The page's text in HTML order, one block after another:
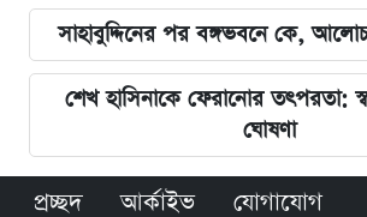
সাহাবুদ্দিনের পর বঙ্গভবনে কে,
শেখ হাসিনাকে ফেরানোর তৎপরতা:
ঘোষণা
প্রচ্ছদ আর্কাইভ যোগাযোগ